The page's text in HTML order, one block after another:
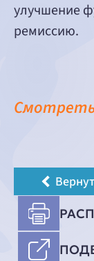
улучшение
ремиссию.